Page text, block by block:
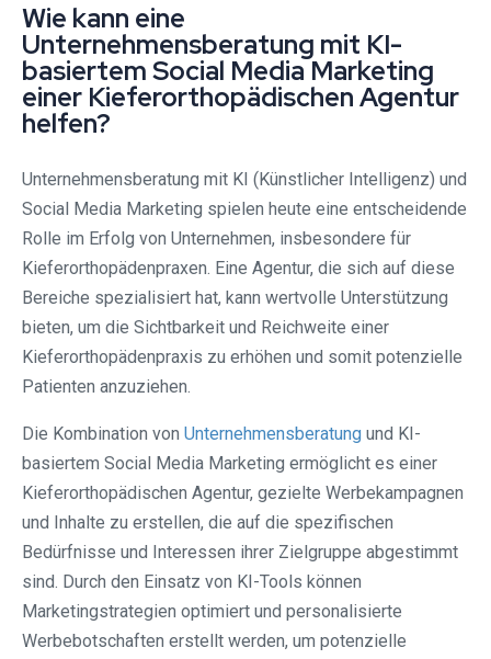
Wie kann eine
Unternehmensberatung mit KI-
basiertem Social Media Marketing
einer Kieferorthopädischen Agentur
helfen?
Unternehmensberatung mit KI (Künstlicher Intelligenz) und
Social Media Marketing spielen heute eine entscheidende
Rolle im Erfolg von Unternehmen, insbesondere für
Kieferorthopädenpraxen. Eine Agentur, die sich auf diese
Bereiche spezialisiert hat, kann wertvolle Unterstützung
bieten, um die Sichtbarkeit und Reichweite einer
Kieferorthopädenpraxis zu erhöhen und somit potenzielle
Patienten anzuziehen.
Die Kombination von Unternehmensberatung und KI-
basiertem Social Media Marketing ermöglicht es einer
Kieferorthopädischen Agentur, gezielte Werbekampagnen
und Inhalte zu erstellen, die auf die spezifischen
Bedürfnisse und Interessen ihrer Zielgruppe abgestimmt
sind. Durch den Einsatz von KI-Tools können
Marketingstrategien optimiert und personalisierte
Werbebotschaften erstellt werden, um potenzielle